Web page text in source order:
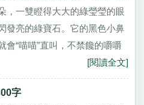
，一雙瞪得大大的綠瑩瑩的眼
發亮的綠寶石。它的黑色小鼻
會“喵喵”直叫，不禁饞的嚼嚼
[閱讀全文]
字